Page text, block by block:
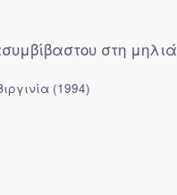
στη
(1994)